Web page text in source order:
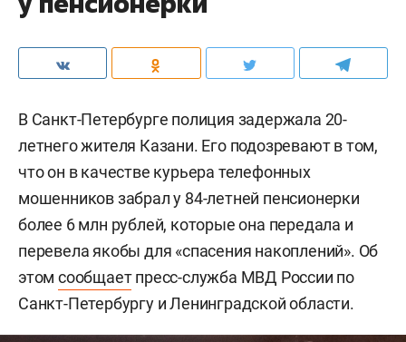
В Санкт-Петербурге полиция задержала 20-
летнего жителя Казани. Его подозревают в том,
что он в качестве курьера телефонных
мошенников забрал у 84-летней пенсионерки
более 6 млн рублей, которые она передала и
перевела якобы для «спасения накоплений». Об
этом сообщаетпресс-служба МВД России по
Санкт-Петербургу и Ленинградской области.